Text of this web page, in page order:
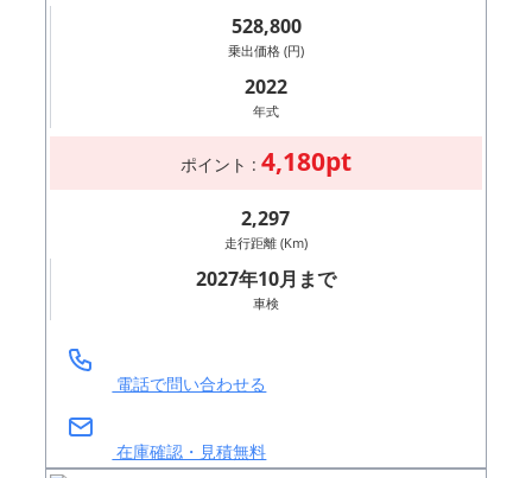
528,800
乗出価格 (円)
2022
年式
ポイント : 4,180pt
2,297
走行距離 (Km)
2027年10月まで
車検
電話で問い合わせる
在庫確認・見積無料